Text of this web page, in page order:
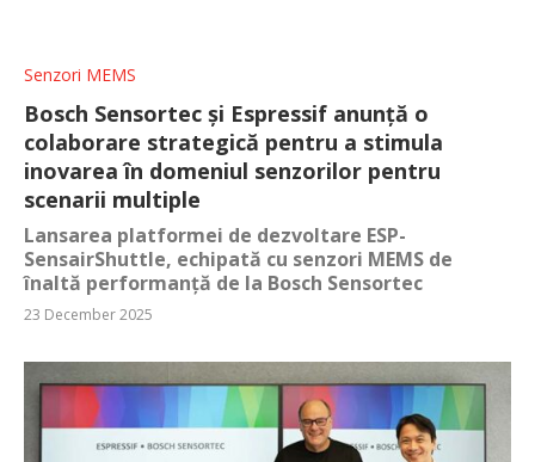
Senzori MEMS
Bosch Sensortec și Espressif anunță o
colaborare strategică pentru a stimula
inovarea în domeniul senzorilor pentru
scenarii multiple
Lansarea platformei de dezvoltare ESP-
SensairShuttle, echipată cu senzori MEMS de
înaltă performanță de la Bosch Sensortec
23 December 2025